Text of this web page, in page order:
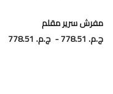
مفرش سرير مقلم
ج.م.‏ 778.51
- ج.م.‏ 778.51